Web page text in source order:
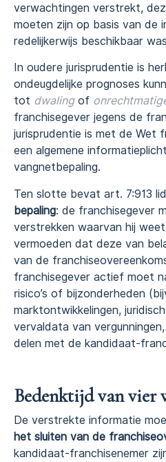
verwachtingen verstrekt,
moeten zijn op basis van de
redelijkerwijs beschikbaar
In oudere jurisprudentie is
ondeugdelijke prognoses
tot dwalingof
franchisegever jegens de
jurisprudentie is met de Wet
een algemene
vangnetbepaling.
Ten slotte bevat art. 7:913
bepaling: de franchisegever
verstrekken waarvan hij
vermoeden dat deze van
van de
franchisegever actief moet
risico’s of bijzonderheden
marktontwikkelingen,
vervaldata van
delen met de kandidaat-
Bedenktijd van vier
De verstrekte informatie
het sluiten van de
kandidaat-franchisenemer